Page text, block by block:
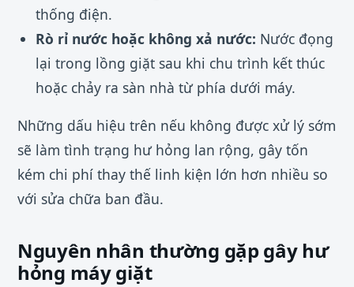
thống điện.
Rò rỉ nước hoặc không xả nước: Nước đọng
lại trong lồng giặt sau khi chu trình kết thúc
hoặc chảy ra sàn nhà từ phía dưới máy.
Những dấu hiệu trên nếu không được xử lý sớm
sẽ làm tình trạng hư hỏng lan rộng, gây tốn
kém chi phí thay thế linh kiện lớn hơn nhiều so
với sửa chữa ban đầu.
Nguyên nhân thường gặp gây hư
hỏng máy giặt